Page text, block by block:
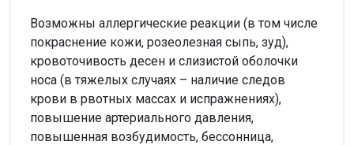
Возможны аллергические реакции (в том числе
покраснение кожи, розеолезная сыпь, зуд),
кровоточивость десен и слизистой оболочки
носа (в тяжелых случаях – наличие следов
крови в рвотных массах и испражнениях),
повышение артериального давления,
повышенная возбудимость, бессонница,